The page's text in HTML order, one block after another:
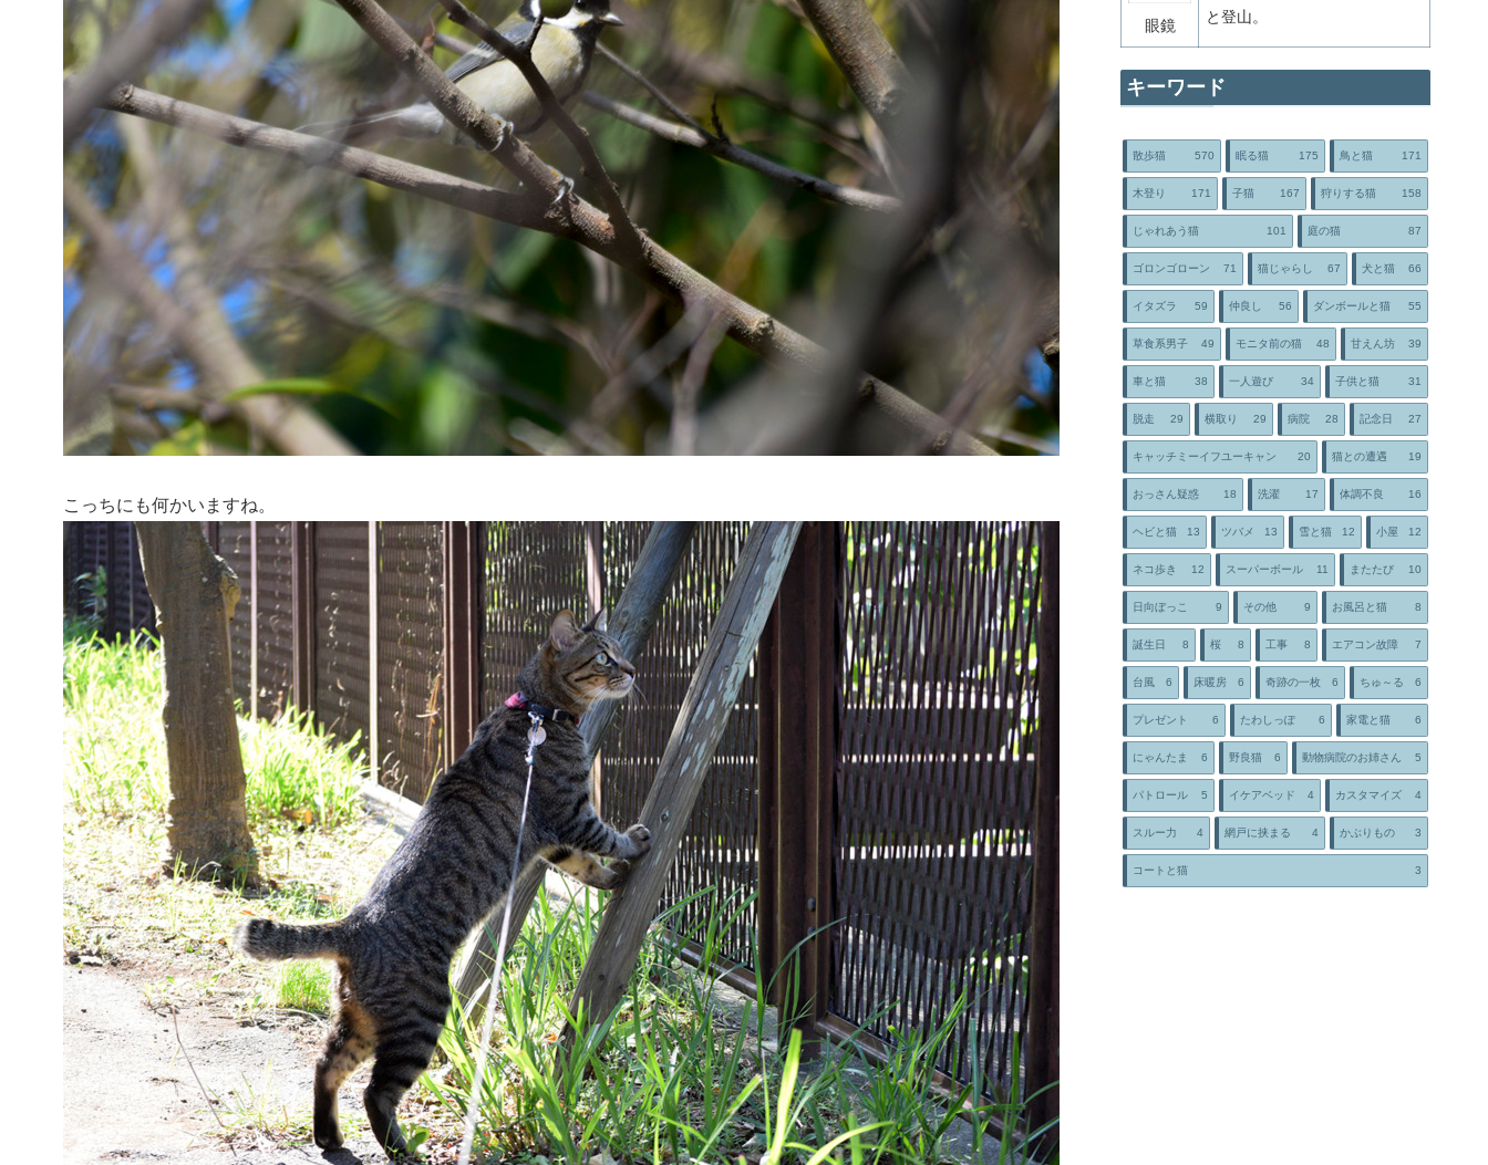
こっちにも何かいますね。
眼鏡
と登山。
キーワード
散歩猫 570 眠る猫 175 鳥と猫 171
木登り 171 子猫 167 狩りする猫 158
じゃれあう猫 101 庭の猫 87
ゴロンゴローン 71 猫じゃらし 67 犬と猫 66
イタズラ 59 仲良し 56 ダンボールと猫 55
草食系男子 49 モニタ前の猫 48 甘えん坊 39
車と猫 38 一人遊び 34 子供と猫 31
脱走 29 横取り 29 病院 28 記念日 27
キャッチミーイフユーキャン 20 猫との遭遇 19
おっさん疑惑 18 洗濯 17 体調不良 16
ヘビと猫 13 ツバメ 13 雪と猫 12 小屋 12
ネコ歩き 12 スーパーボール 11 またたび 10
日向ぼっこ 9 その他 9 お風呂と猫 8
誕生日 8 桜 8 工事 8 エアコン故障 7
台風 6 床暖房 6 奇跡の一枚 6 ちゅ～る 6
プレゼント 6 たわしっぽ 6 家電と猫 6
にゃんたま 6 野良猫 6 動物病院のお姉さん 5
パトロール 5 イケアベッド 4 カスタマイズ 4
スルー力 4 網戸に挟まる 4 かぶりもの 3
コートと猫 3